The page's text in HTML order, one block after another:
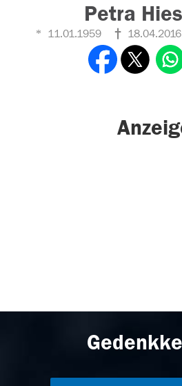
Petra
11.01.1959 18.04.2016